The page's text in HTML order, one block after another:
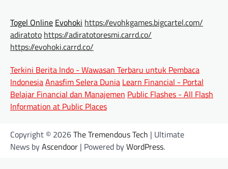
Togel Online Evohoki https://evohkgames.bigcartel.com/
adiratoto https://adiratotoresmi.carrd.co/
https://evohoki.carrd.co/
Terkini Berita Indo - Wawasan Terbaru untuk Pembaca
IndonesiaAnasfim Selera Dunia Learn Financial - Portal
Belajar Financial dan Manajemen Public Flashes - All Flash
Information at Public Places
Copyright © 2026The Tremendous Tech | Ultimate
News byAscendoor | Powered byWordPress.